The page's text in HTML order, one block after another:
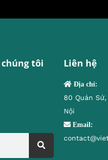
tôi Liên hệ
Địa chỉ:
80 Quán
Nội
Email: